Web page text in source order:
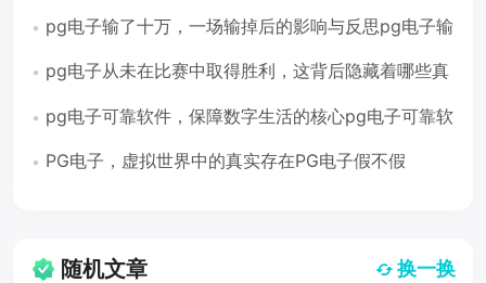
pg电子输了十万，一场输掉后的影响与反思pg电子输
pg电子从未在比赛中取得胜利，这背后隐藏着哪些真
pg电子可靠软件，保障数字生活的核心pg电子可靠软
PG电子，虚拟世界中的真实存在PG电子假不假
随机文章 换一换